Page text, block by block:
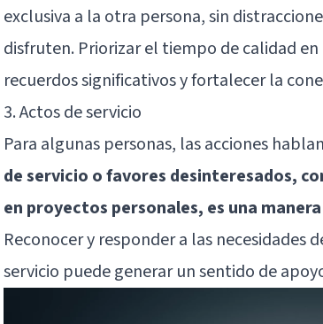
exclusiva a la otra persona, sin
disfruten. Priorizar el tiempo de calidad
recuerdos significativos y fortalecer la
3. Actos de servicio
Para algunas personas, las acciones
de servicio o favores desinteresados,
en proyectos personales, es una
Reconocer y responder a las necesidades
servicio puede generar un sentido de